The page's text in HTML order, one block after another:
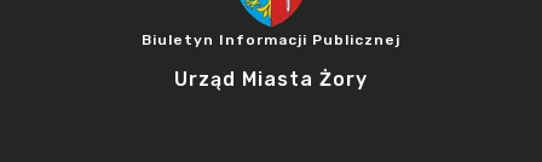
Biuletyn Informacji Publicznej
Urząd Miasta Żory